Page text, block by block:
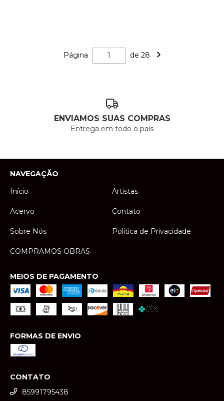
Página de 28
ENVIAMOS SUAS COMPRAS
Entrega em todo o país
NAVEGAÇÃO
Início
Artistas
Acervo Contato
Sobre Nós Política de Privacidade
COMPRAMOS OBRAS
MEIOS DE PAGAMENTO
FORMAS DE ENVIO
CONTATO
85991795438